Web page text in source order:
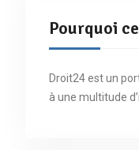
Pourquoi
Droit24 est un
à une multitude